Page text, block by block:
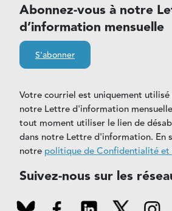
Abonnez-vous à notre
d’information mensuelle
S'abonner
Votre courriel est uniquement
notre Lettre d'information
tout moment utiliser le lien de
dans notre Lettre d'information. En
notre politique de Confidentialité et
Suivez-nous sur les